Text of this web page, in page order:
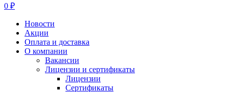
0 ₽
Новости
Акции
Оплата и доставка
О компании
Вакансии
Лицензии и сертификаты
Лицензии
Сертификаты